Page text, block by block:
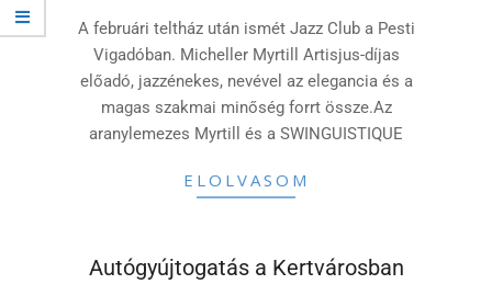
27A februári teltház után ismét Jazz Club a Pesti
Vigadóban. Micheller Myrtill Artisjus-díjas
előadó, jazzénekes, nevével az elegancia és a
magas szakmai minőség forrt össze.Az
aranylemezes Myrtill és a SWINGUISTIQUE
ELOLVASOM
Autógyújtogatás a Kertvárosban